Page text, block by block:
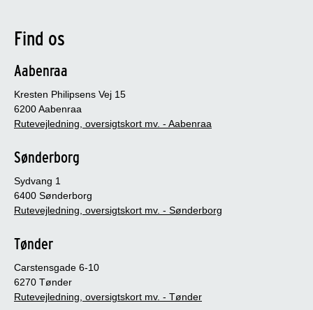
Find os
Aabenraa
Kresten Philipsens Vej 15
6200 Aabenraa
Rutevejledning, oversigtskort mv. - Aabenraa
Sønderborg
Sydvang 1
6400 Sønderborg
Rutevejledning, oversigtskort mv. - Sønderborg
Tønder
Carstensgade 6-10
6270 Tønder
Rutevejledning, oversigtskort mv. - Tønder